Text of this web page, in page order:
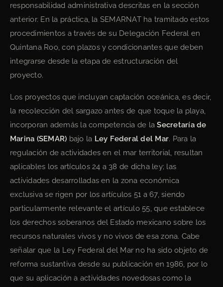
responsabilidad administrativa descritas en la sección
anterior. En la práctica, la SEMARNAT ha tramitado estos
procedimientos a través de su Delegación Federal en
Quintana Roo, con plazos y condicionantes que deben
integrarse desde la etapa de estructuración del
proyecto.
Los proyectos que incluyan captación oceánica, es decir,
la recolección del sargazo antes de que toque la playa,
incorporan además la competencia de laSecretaría de
Marina (SEMAR) bajo la Ley Federal del Mar. Para la
regulación de actividades en el mar territorial, resultan
aplicables los artículos 24 a 38 de dicha ley; las
actividades desarrolladas en la zona económica
exclusiva se rigen por los artículos 51 a 67, siendo
particularmente relevante el artículo 55, que establece
los derechos soberanos del Estado mexicano sobre los
recursos naturales vivos y no vivos de esa zona. Cabe
señalar que la Ley Federal del Mar no ha sido objeto de
reforma sustantiva desde su publicación en 1986, por lo
que su aplicación a actividades novedosas como la